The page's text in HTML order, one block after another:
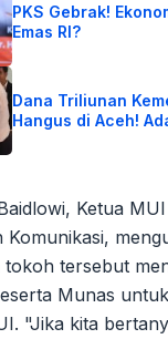
PKS Gebrak!
Emas RI?
Dana Triliunan
Hangus di Aceh!
Ketua
Komunikasi,
tokoh tersebut
Munas
"Jika kita